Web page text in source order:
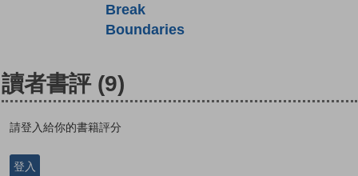
Break
Boundaries
讀者書評 (9)
請登入給你的書籍評分
登入